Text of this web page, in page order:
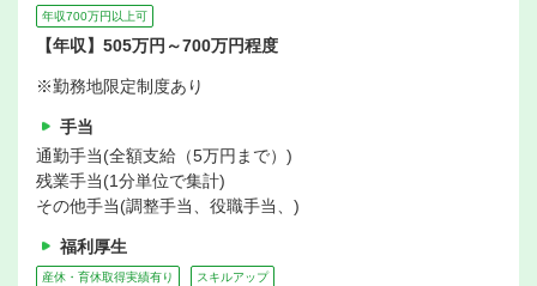
年収700万円以上可
【年収】505万円～700万円程度
※勤務地限定制度あり
手当
通勤手当(全額支給（5万円まで）)
残業手当(1分単位で集計)
その他手当(調整手当、役職手当、)
福利厚生
産休・育休取得実績有り スキルアップ